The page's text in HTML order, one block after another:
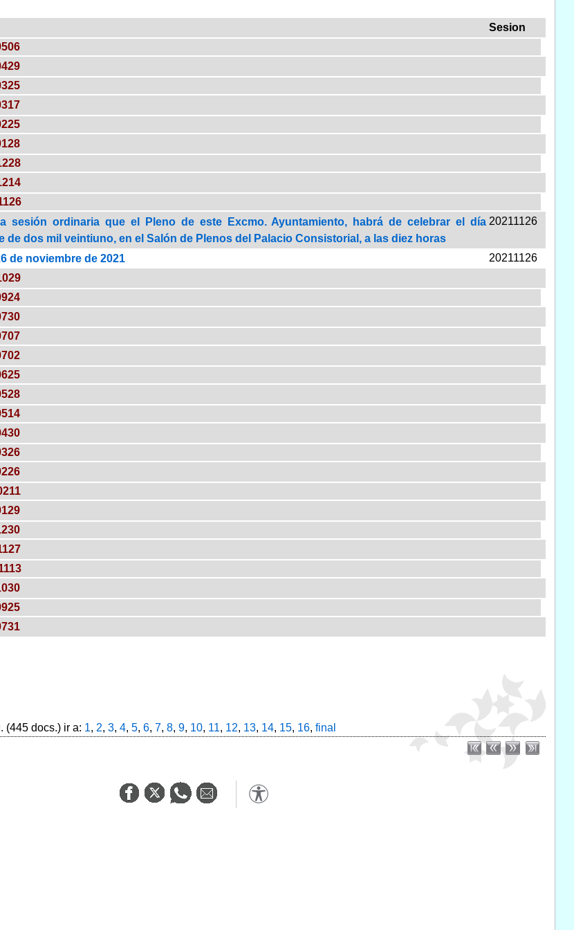
Sesion
sesión ordinaria que el Pleno de este Excmo. Ayuntamiento, habrá de celebrar el día
de dos mil veintiuno, en el Salón de Plenos del Palacio Consistorial, a las diez horas
20211126
de noviembre de 2021
20211126
(445 docs.) ir a: 1, 2, 3, 4, 5, 6, 7, 8, 9, 10, 11, 12, 13, 14, 15, 16, final